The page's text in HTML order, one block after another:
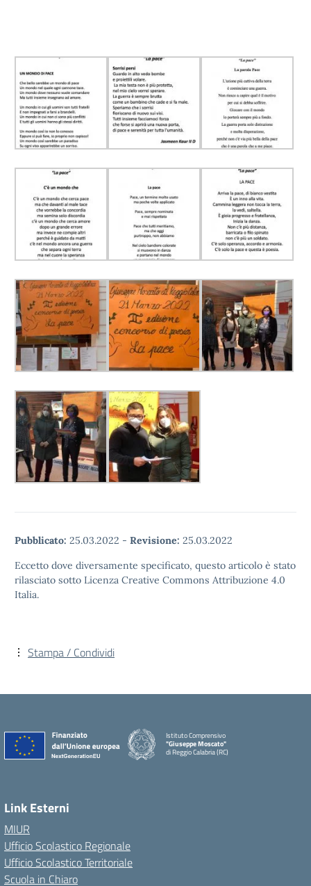
Pubblicato: 25.03.2022 - Revisione: 25.03.2022
Eccetto dove diversamente specificato, questo articolo è stato
rilasciato sotto Licenza Creative Commons Attribuzione 4.0
Italia.
Stampa / Condividi
Istituto Comprensivo
"Giuseppe Moscato"
di Reggio Calabria (RC)
— Visita la pagina iniziale della scuola
Link Esterni
MIUR
Ufficio Scolastico Regionale
Ufficio Scolastico Territoriale
Scuola in Chiaro